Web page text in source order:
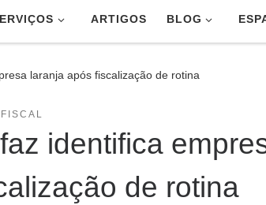
ARTIGOS BLOG
laranja após fiscalização de rotina
identifica
de rotina